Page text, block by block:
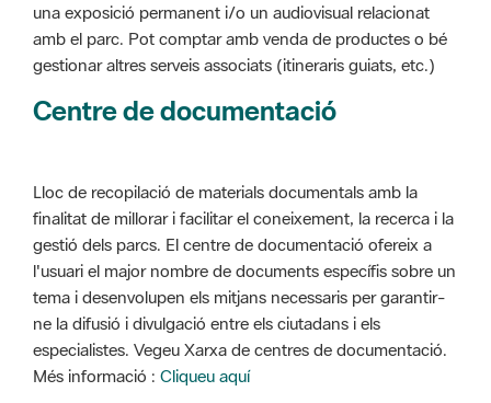
una exposició permanent i/o un audiovisual relacionat
amb el parc. Pot comptar amb venda de productes o bé
gestionar altres serveis associats (itineraris guiats, etc.)
Centre de documentació
Lloc de recopilació de materials documentals amb la
finalitat de millorar i facilitar el coneixement, la recerca i la
gestió dels parcs. El centre de documentació ofereix a
l'usuari el major nombre de documents específis sobre un
tema i desenvolupen els mitjans necessaris per garantir-
ne la difusió i divulgació entre els ciutadans i els
especialistes. Vegeu Xarxa de centres de documentació.
Més informació : Cliqueu aquí